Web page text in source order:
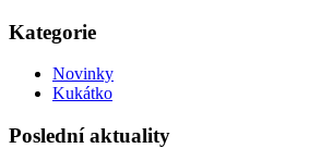
Kategorie
Novinky
Kukátko
Poslední aktuality